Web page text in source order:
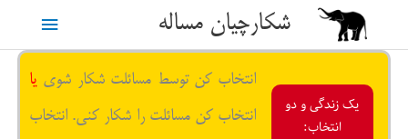
محتوا
شکارچیان مساله
فهرست
یک زندگی و دو
انتخاب:
انتخاب کن توسط مسائلت شکار شوی یا
انتخاب کن مسائلت را شکار کنی. انتخاب